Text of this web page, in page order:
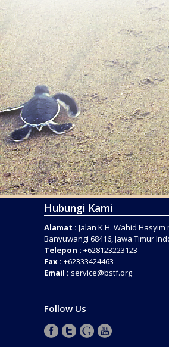
Hubungi Kami
Alamat : Jalan K.H. Wahid Hasyim
Banyuwangi 68416, Jawa Timur
Telepon : +628123223123
Fax : +62333424463
Email : service@bstf.org
Follow Us